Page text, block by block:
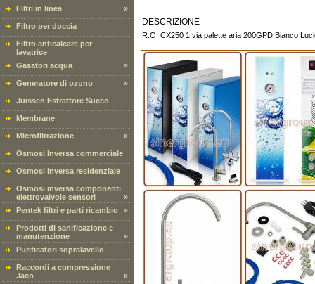
Filtri in linea
»
Filtro per doccia
Filtro anticalcare per
lavatrice
Gasatori acqua
»
Generatore di ozono »
Juissen Estrattore Succo
Membrane
Microfiltrazione »
Osmosi Inversa commerciale
Osmosi Inversa residenziale
Osmosi inversa componenti
elettrovalvole sensori
»
Pentek filtri e parti ricambio
»
Prodotti di sanificazione e
manutenzione
»
Purificatori sopralavello
Raccordi a compressione
Jaco
»
DESCRIZIONE
R.O. CX250 1 via palette aria 200GPD Bianco